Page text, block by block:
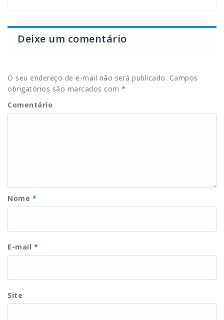
Deixe um comentário
O seu endereço de e-mail não será publicado. Campos
obrigatórios são marcados com *
Comentário
Nome *
E-mail *
Site